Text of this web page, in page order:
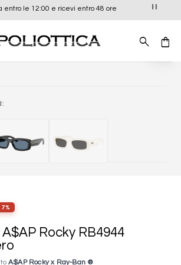
entro le 12:00 e ricevi entro 48 ore
Rocky RB4944
A$AP Rocky x Ray-Ban ®